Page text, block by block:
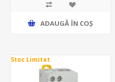
ADAUGĂ ȊN COŞ
Stoc Limitat